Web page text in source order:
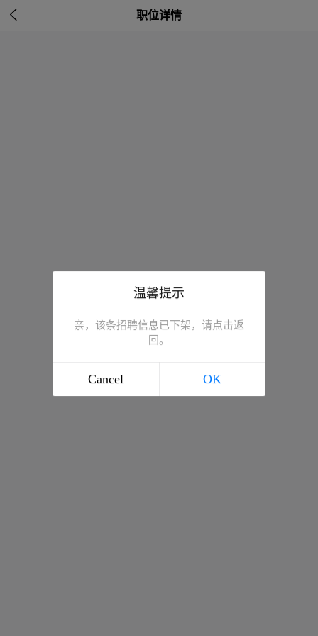
 职位详情
温馨提示
亲，该条招聘信息已下架，请点击返
回。
Cancel OK